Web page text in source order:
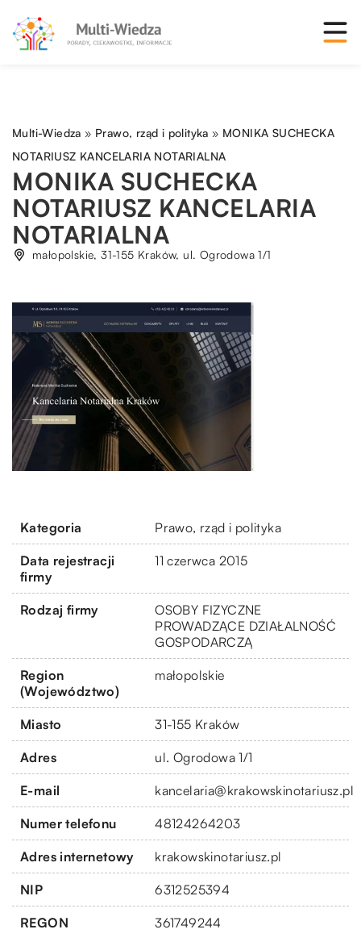
Multi-Wiedza » Prawo, rząd i polityka » MONIKA SUCHECKA
NOTARIUSZ KANCELARIA NOTARIALNA
MONIKA SUCHECKA
NOTARIUSZ KANCELARIA
NOTARIALNA
małopolskie, 31-155 Kraków, ul. Ogrodowa 1/1
Kategoria Prawo, rząd i polityka
Data rejestracji
firmy
11 czerwca 2015
Rodzaj firmy
OSOBY FIZYCZNE
PROWADZĄCE DZIAŁALNOŚĆ
GOSPODARCZĄ
Region
(Województwo)
małopolskie
Miasto 31-155 Kraków
Adres ul. Ogrodowa 1/1
E-mail kancelaria@krakowskinotariusz.pl
Numer telefonu 48124264203
Adres internetowy krakowskinotariusz.pl
NIP 6312525394
REGON 361749244